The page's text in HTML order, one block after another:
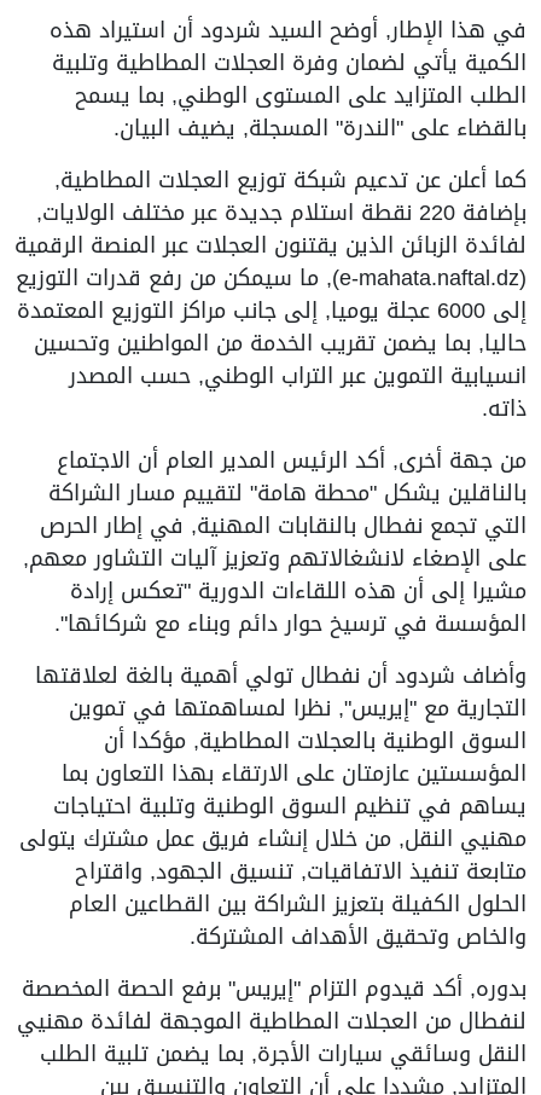
في هذا الإطار, أوضح السيد شردود أن استيراد هذه
الكمية يأتي لضمان وفرة العجلات المطاطية وتلبية
الطلب المتزايد على المستوى الوطني, بما يسمح
بالقضاء على "الندرة" المسجلة, يضيف البيان.
كما أعلن عن تدعيم شبكة توزيع العجلات المطاطية,
بإضافة 220 نقطة استلام جديدة عبر مختلف الولايات,
لفائدة الزبائن الذين يقتنون العجلات عبر المنصة الرقمية
(e-mahata.naftal.dz), ما سيمكن من رفع قدرات التوزيع
إلى 6000 عجلة يوميا, إلى جانب مراكز التوزيع المعتمدة
حاليا, بما يضمن تقريب الخدمة من المواطنين وتحسين
انسيابية التموين عبر التراب الوطني, حسب المصدر
ذاته.
من جهة أخرى, أكد الرئيس المدير العام أن الاجتماع
بالناقلين يشكل "محطة هامة" لتقييم مسار الشراكة
التي تجمع نفطال بالنقابات المهنية, في إطار الحرص
على الإصغاء لانشغالاتهم وتعزيز آليات التشاور معهم,
مشيرا إلى أن هذه اللقاءات الدورية "تعكس إرادة
المؤسسة في ترسيخ حوار دائم وبناء مع شركائها".
وأضاف شردود أن نفطال تولي أهمية بالغة لعلاقتها
التجارية مع "إيريس", نظرا لمساهمتها في تموين
السوق الوطنية بالعجلات المطاطية, مؤكدا أن
المؤسستين عازمتان على الارتقاء بهذا التعاون بما
يساهم في تنظيم السوق الوطنية وتلبية احتياجات
مهنيي النقل, من خلال إنشاء فريق عمل مشترك يتولى
متابعة تنفيذ الاتفاقيات, تنسيق الجهود, واقتراح
الحلول الكفيلة بتعزيز الشراكة بين القطاعين العام
والخاص وتحقيق الأهداف المشتركة.
بدوره, أكد قيدوم التزام "إيريس" برفع الحصة المخصصة
لنفطال من العجلات المطاطية الموجهة لفائدة مهنيي
النقل وسائقي سيارات الأجرة, بما يضمن تلبية الطلب
المتزايد, مشددا على أن التعاون والتنسيق بين